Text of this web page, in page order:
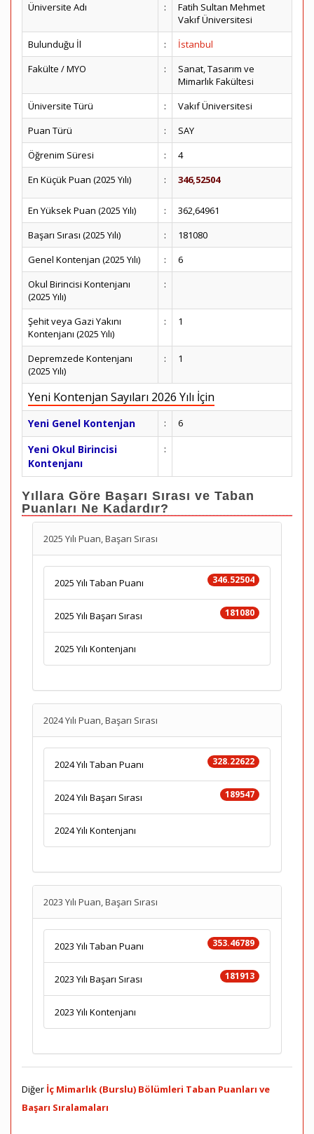
Üniversite Adı
:
Fatih Sultan Mehmet
Vakıf Üniversitesi
Bulunduğu İl
:
İstanbul
Fakülte / MYO
:
Sanat, Tasarım ve
Mimarlık Fakültesi
Üniversite Türü
:
Vakıf Üniversitesi
Puan Türü
:
SAY
Öğrenim Süresi
:
4
En Küçük Puan (2025 Yılı)
: 346,52504
En Yüksek Puan (2025 Yılı) :
362,64961
Başarı Sırası (2025 Yılı)
:
181080
Genel Kontenjan (2025 Yılı)
:
6
Okul Birincisi Kontenjanı
(2025 Yılı)
:
Şehit veya Gazi Yakını
Kontenjanı (2025 Yılı)
: 1
Depremzede Kontenjanı
(2025 Yılı)
: 1
Yeni Kontenjan Sayıları 2026 Yılı İçin
Yeni Genel Kontenjan : 6
Yeni Okul Birincisi
Kontenjanı
:
Yıllara Göre Başarı Sırası ve Taban
Puanları Ne Kadardır?
2025 Yılı Puan, Başarı Sırası
346.52504
2025 Yılı Taban Puanı
181080
2025 Yılı Başarı Sırası
2025 Yılı Kontenjanı
2024 Yılı Puan, Başarı Sırası
328.22622
2024 Yılı Taban Puanı
189547
2024 Yılı Başarı Sırası
2024 Yılı Kontenjanı
2023 Yılı Puan, Başarı Sırası
353.46789
2023 Yılı Taban Puanı
181913
2023 Yılı Başarı Sırası
2023 Yılı Kontenjanı
Diğer İç Mimarlık (Burslu) Bölümleri Taban Puanları ve
Başarı Sıralamaları